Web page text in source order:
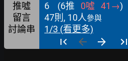
推噓 6 (6推 0噓 41 →)
留言
47則, 10人參與
討論串 1/3 (看更多)